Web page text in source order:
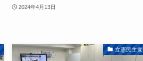
2024年4月13日
立憲民主党